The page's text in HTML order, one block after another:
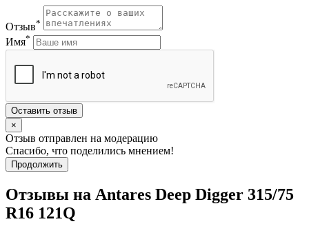
Отзыв*
Имя*
Оставить отзыв
×
Отзыв отправлен на модерацию
Спасибо, что поделились мнением!
Продолжить
Отзывы на Antares Deep Digger 315/75
R16 121Q